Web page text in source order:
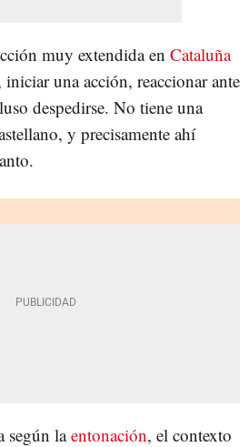
muy extendida en Cataluña
iniciar una acción, reaccionar ante
despedirse. No tiene una
y precisamente ahí
según laentonación, el contexto